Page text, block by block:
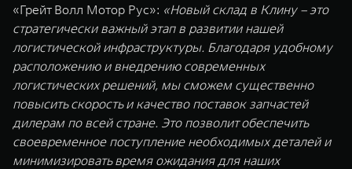
WEY 80
Масштаб возможностей
от 6 449 000 ₽
WEY 80
Масштаб
от 8 099
«Грейт Волл Мотор Рус»: «Новый склад в Клину – это
стратегически важный этап в развитии нашей
логистической инфраструктуры. Благодаря удобному
расположению и внедрению современных
логистических решений, мы сможем существенно
повысить скорость и качество поставок запчастей
дилерам по всей стране. Это позволит обеспечить
своевременное поступление необходимых деталей и
минимизировать время ожидания для наших